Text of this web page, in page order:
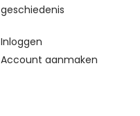
geschiedenis
Inloggen
Account aanmaken